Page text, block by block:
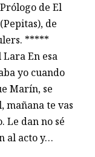
de El
de
*****
Lara En esa
yo cuando
Marín, se
mañana te vas
Le dan no sé
al acto y…